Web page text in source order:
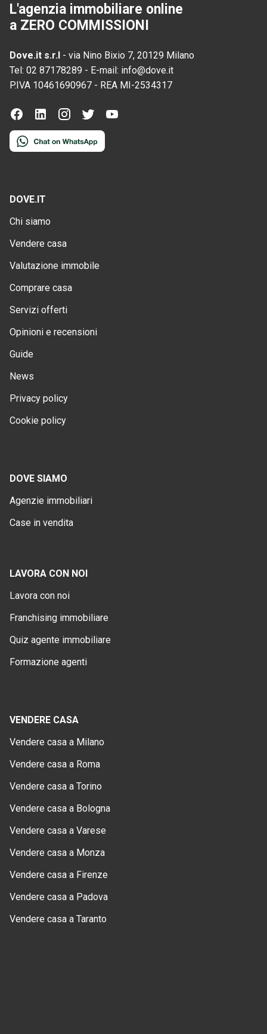
L'agenzia immobiliare online
a ZERO COMMISSIONI
Dove.it s.r.l - via Nino Bixio 7, 20129 Milano
Tel: 02 87178289 - E-mail: info@dove.it
P.IVA 10461690967 - REA MI-2534317
DOVE.IT
Chi siamo
Vendere casa
Valutazione immobile
Comprare casa
Servizi offerti
Opinioni e recensioni
Guide
News
Privacy policy
Cookie policy
DOVE SIAMO
Agenzie immobiliari
Case in vendita
LAVORA CON NOI
Lavora con noi
Franchising immobiliare
Quiz agente immobiliare
Formazione agenti
VENDERE CASA
Vendere casa a Milano
Vendere casa a Roma
Vendere casa a Torino
Vendere casa a Bologna
Vendere casa a Varese
Vendere casa a Monza
Vendere casa a Firenze
Vendere casa a Padova
Vendere casa a Taranto